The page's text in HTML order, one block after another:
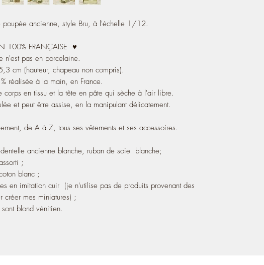
poupée ancienne, style Bru, à l'échelle 1/12.
100% FRANÇAISE ♥
n'est pas en porcelaine.
cm (hauteur, chapeau non compris).
réalisée à la main, en France.
corps en tissu et la tête en pâte qui sèche à l'air libre.
et peut être assise, en la manipulant délicatement.
de A à Z, tous ses vêtements et ses accessoires.
ancienne blanche, ruban de soie blanche;
;
blanc ;
en imitation cuir (je n'utilise pas de produits provenant des
créer mes miniatures) ;
blond vénitien.